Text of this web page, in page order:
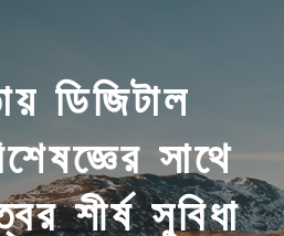
ডিজিটাল
সাথে
শীর্ষ সুবিধা